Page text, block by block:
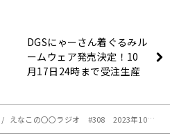
DGSにゃーさん着ぐるみル
ームウェア発売決定！10
月17日24時まで受注生産
小野大輔のDearGirl〜
Stories〜】
えなこの〇〇ラジオ #308 2023年10月8日放送分 感想